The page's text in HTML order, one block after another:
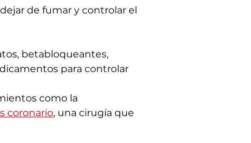
de fumar y controlar el
betabloqueantes,
para controlar
como la
coronario, una cirugía que